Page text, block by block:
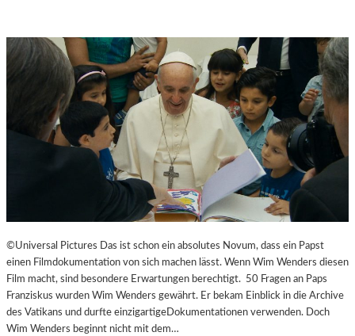
©Universal Pictures Das ist schon ein absolutes Novum, dass ein Papst
einen Filmdokumentation von sich machen lässt. Wenn Wim Wenders diesen
Film macht, sind besondere Erwartungen berechtigt. 50 Fragen an Paps
Franziskus wurden Wim Wenders gewährt. Er bekam Einblick in die Archive
des Vatikans und durfte einzigartigeDokumentationen verwenden. Doch
Wim Wenders beginnt nicht mit dem…